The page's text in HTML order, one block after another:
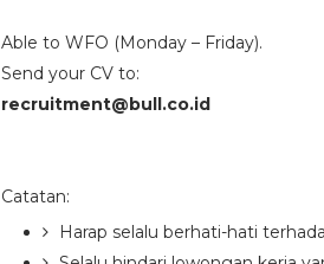
Able to WFO (Monday – Friday).
Send your CV to:
recruitment@bull.co.id
Catatan:
Harap selalu berhati-hati